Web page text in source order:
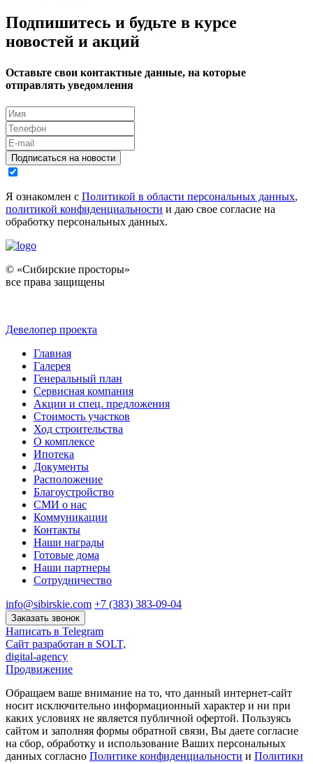
Подпишитесь и будьте в курсе
новостей и акций
Оставьте свои контактные данные, на которые
отправлять уведомления
Подписаться на новости
Я ознакомлен с Политикой в области персональных данных,
политикой конфиденциальности и даю свое согласие на
обработку персональных данных.
© «Сибирские просторы»
все права защищены
Девелопер проекта
Главная
Галерея
Генеральный план
Сервисная компания
Акции и спец. предложения
Стоимость участков
Ход строительства
О комплексе
Ипотека
Документы
Расположение
Благоустройство
СМИ о нас
Коммуникации
Контакты
Наши награды
Готовые дома
Наши партнеры
Сотрудничество
info@sibirskie.com +7 (383) 383-09-04
Заказать звонок
Написать в Telegram
Сайт разработан в SOLT,
digital-agency
Продвижение
Обращаем ваше внимание на то, что данный интернет-сайт
носит исключительно информационный характер и ни при
каких условиях не является публичной офертой. Пользуясь
сайтом и заполняя формы обратной связи, Вы даете согласие
на сбор, обработку и использование Ваших персональных
данных согласно Политике конфиденциальности и Политики